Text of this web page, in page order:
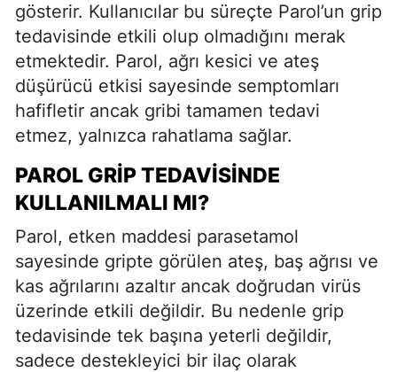
gösterir. Kullanıcılar bu süreçte Parol’un grip
tedavisinde etkili olup olmadığını merak
etmektedir. Parol, ağrı kesici ve ateş
düşürücü etkisi sayesinde semptomları
hafifletir ancak gribi tamamen tedavi
etmez, yalnızca rahatlama sağlar.
PAROL GRIP TEDAVISINDE
KULLANILMALI MI?
Parol, etken maddesi parasetamol
sayesinde gripte görülen ateş, baş ağrısı ve
kas ağrılarını azaltır ancak doğrudan virüs
üzerinde etkili değildir. Bu nedenle grip
tedavisinde tek başına yeterli değildir,
sadece destekleyici bir ilaç olarak